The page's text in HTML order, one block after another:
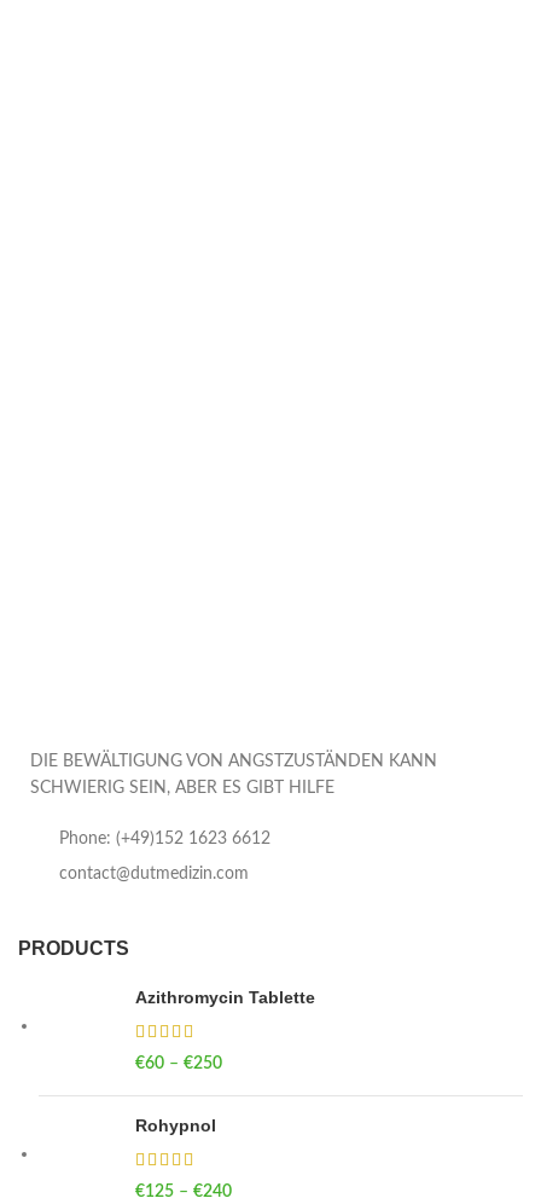
DIE BEWÄLTIGUNG VON ANGSTZUSTÄNDEN KANN
SCHWIERIG SEIN, ABER ES GIBT HILFE
Phone: (+49)152 1623 6612
contact@dutmedizin.com
PRODUCTS
Azithromycin Tablette
€60 – €250
Rohypnol
€125 – €240